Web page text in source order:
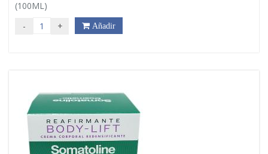
(100ML)
- + Añadir